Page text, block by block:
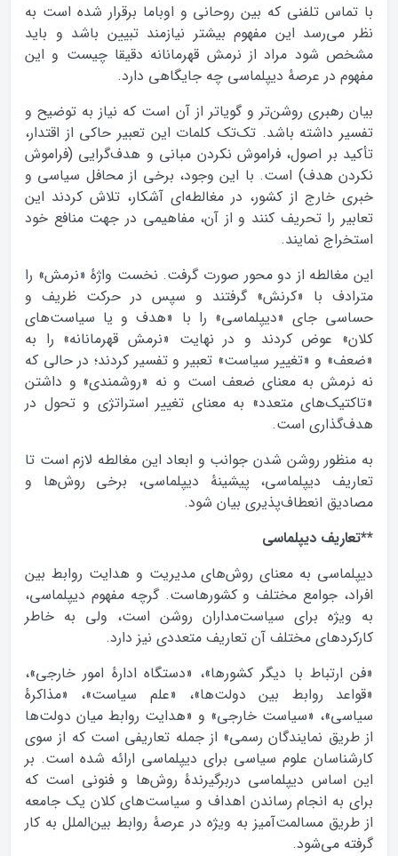
با تماس تلفنی که بین روحانی و اوباما برقرار شده است به
نظر می‌رسد این مفهوم بیشتر نیازمند تبیین باشد و باید
مشخص شود مراد از نرمش قهرمانانه دقیقا چیست و این
مفهوم در عرصهٔ دیپلماسی چه جایگاهی دارد.
بیان رهبری روشن‌تر و گویا‌تر از آن است که نیاز به توضیح و
تفسیر داشته باشد. تک‌تک کلمات این تعبیر حاکی از اقتدار،
تأکید بر اصول، فراموش نکردن مبانی و هدف‌گرایی (فراموش
نکردن هدف) است. با این وجود، برخی از محافل سیاسی و
خبری خارج از کشور، در مغالطه‌ای آشکار، تلاش کردند این
تعابیر را تحریف کنند و از آن، مفاهیمی در جهت منافع خود
استخراج نمایند.
این مغالطه از دو محور صورت گرفت. نخست واژهٔ «نرمش» را
مترادف با «کرنش» گرفتند و سپس در حرکت ظریف و
حساسی جای «دیپلماسی» را با «هدف و یا سیاست‌های
کلان» عوض کردند و در ‌‌نهایت «نرمش قهرمانانه» را به
«ضعف» و «تغییر سیاست» تعبیر و تفسیر کردند؛ در حالی که
نه نرمش به معنای ضعف است و نه «روشمندی» و داشتن
«تاکتیک‌های متعدد» به معنای تغییر استراتژی و تحول در
هدف‌گذاری است.
به منظور روشن شدن جوانب و ابعاد این مغالطه لازم است تا
تعاریف دیپلماسی، پیشینهٔ دیپلماسی، برخی روش‌ها و
مصادیق انعطاف‌پذیری بیان شود.
**تعاریف دیپلماسی
دیپلماسی به معنای روش‌های مدیریت و هدایت روابط بین
افراد، جوامع مختلف و کشورهاست. گرچه مفهوم دیپلماسی،
به ویژه برای سیاست‌مداران روشن است، ولی به خاطر
کارکردهای مختلف آن تعاریف متعددی نیز دارد.
«فن ارتباط با دیگر کشور‌ها»، «دستگاه ادارهٔ امور خارجی»،
«قواعد روابط بین دولت‌ها»، «علم سیاست»، «مذاکرهٔ
سیاسی»، «سیاست خارجی» و «هدایت روابط میان دولت‌ها
از طریق نمایندگان رسمی» از جمله تعاریفی است که از سوی
کار‌شناسان علوم سیاسی برای دیپلماسی ارائه شده است. بر
این اساس دیپلماسی دربرگیرندهٔ روش‌ها و فنونی است که
برای به انجام رساندن اهداف و سیاست‌های کلان یک جامعه
از طریق مسالمت‌آمیز به ویژه در عرصهٔ روابط بین‌الملل به کار
گرفته می‌شود.